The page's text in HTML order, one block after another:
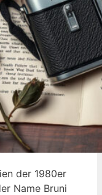
der 1980er
Name Bruni